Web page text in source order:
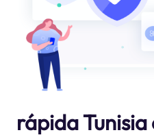
rápida Tunisia